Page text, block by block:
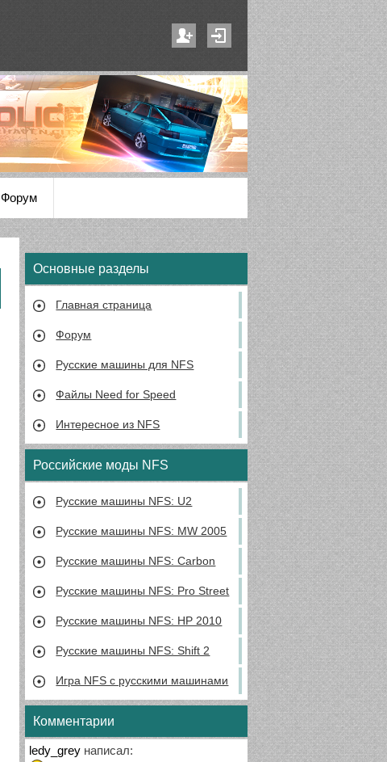
Форум
Основные разделы
Главная страница
Форум
Русские машины для NFS
Файлы Need for Speed
Интересное из NFS
Российские моды NFS
Русские машины NFS: U2
Русские машины NFS: MW 2005
Русские машины NFS: Carbon
Русские машины NFS: Pro Street
Русские машины NFS: HP 2010
Русские машины NFS: Shift 2
Игра NFS с русскими машинами
Комментарии
ledy_grey написал: